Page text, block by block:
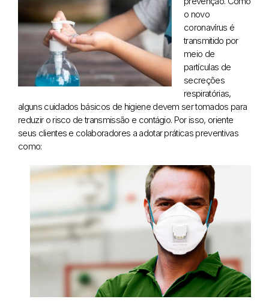
o novo
coronavírus é
transmitido por
meio de
partículas de
secreções
respiratórias,
alguns cuidados básicos de higiene devem ser tomados para
reduzir o risco de transmissão e contágio. Por isso, oriente
seus clientes e colaboradores a adotar práticas preventivas
como: